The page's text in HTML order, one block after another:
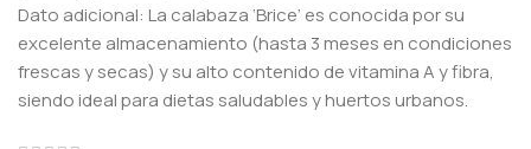
Dato adicional: La calabaza ‘Brice’ es conocida por su
excelente almacenamiento (hasta 3 meses en condiciones
frescas y secas) y su alto contenido de vitamina A y fibra,
siendo ideal para dietas saludables y huertos urbanos.